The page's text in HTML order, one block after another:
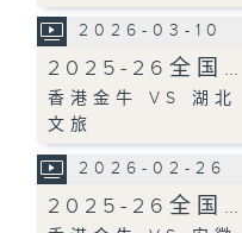
2026-03-10
2025-26全国…
香港金牛 VS 湖北
文旅
2026-02-26
2025-26全国…